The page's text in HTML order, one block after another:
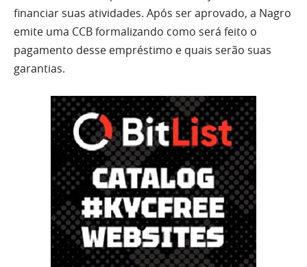
financiar suas atividades. Após ser aprovado, a Nagro
emite uma CCB formalizando como será feito o
pagamento desse empréstimo e quais serão suas
garantias.